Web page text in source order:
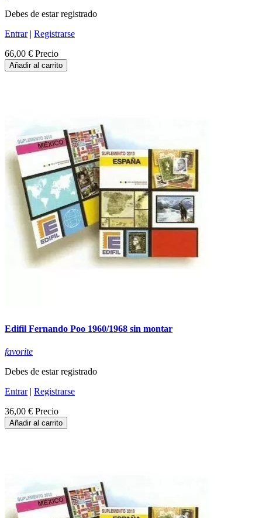
Debes de estar registrado
Entrar| Registrarse
66,00 € Precio
Añadir al carrito
Edifil Fernando Poo 1960/1968 sin montar
favorite
Debes de estar registrado
Entrar| Registrarse
36,00 € Precio
Añadir al carrito